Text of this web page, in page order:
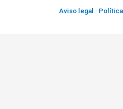
Aviso legal ·